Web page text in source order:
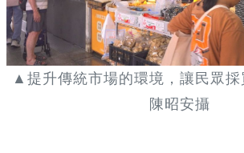
▲提升傳統市場的環境，讓民眾
陳昭安攝